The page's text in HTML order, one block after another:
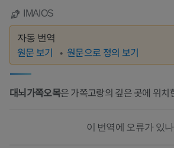
IMAIOS
자동 번역
원문 보기 원문으로 정의 보기
대뇌가쪽오목은 가쪽고랑의 깊은 곳에 위치
이 번역에 오류가 있